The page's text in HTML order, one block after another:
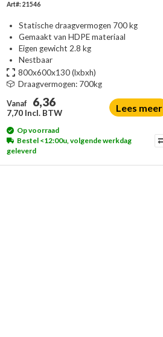
Art#: 21546
Statische draagvermogen 700 kg
Gemaakt van HDPE materiaal
Eigen gewicht 2.8 kg
Nestbaar
800x600x130(lxbxh)
Draagvermogen: 700kg
Vanaf 6,36
7,70 Incl. BTW Lees meer
Op voorraad
Bestel <12:00u, volgende werkdag
geleverd